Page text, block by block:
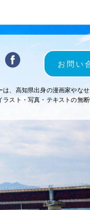
お問い
、高知県出身の漫画家やな
スト・写真・テキストの無